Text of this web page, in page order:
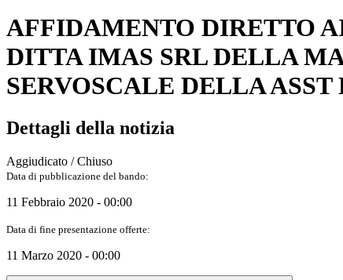
AFFIDAMENTO DIRETTO
DITTA IMAS SRL DELLA
SERVOSCALE DELLA
Dettagli della notizia
Aggiudicato / Chiuso
Data di pubblicazione del bando:
11 Febbraio 2020 - 00:00
Data di fine presentazione offerte:
11 Marzo 2020 - 00:00